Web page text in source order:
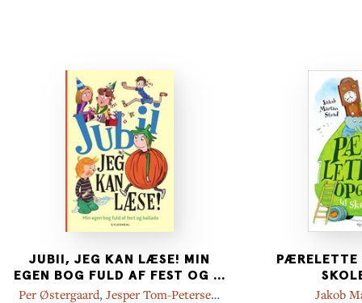
JUBII, JEG KAN LÆSE! MIN
EGEN BOG FULD AF FEST OG ...
Per Østergaard, Jesper Tom-Petersen,
PÆRELETTE
Jakob